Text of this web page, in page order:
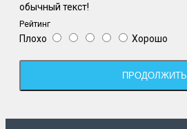
обычный текст!
Рейтинг
Плохо Хорошо
ПРОДОЛЖИТЬ